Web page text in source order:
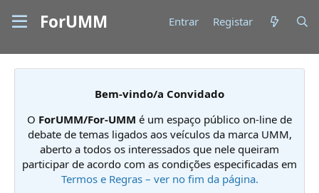
ForUMM Entrar Registar
Bem-vindo/a Convidado
O ForUMM/For-UMM é um espaço público on-line de
debate de temas ligados aos veículos da marca UMM,
aberto a todos os interessados que nele queiram
participar de acordo com as condições especificadas em
Termos e Regras – ver no fim da página.